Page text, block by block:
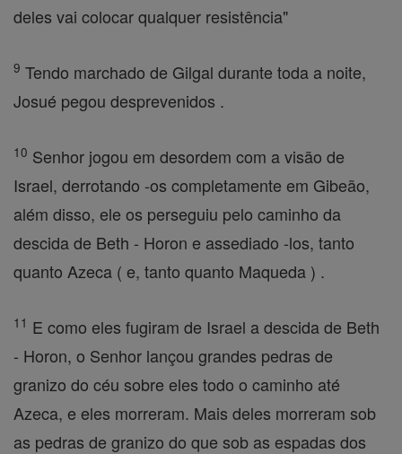
deles vai colocar qualquer resistência"
9 Tendo marchado de Gilgal durante toda a noite,
Josué pegou desprevenidos .
10 Senhor jogou em desordem com a visão de
Israel, derrotando -os completamente em Gibeão,
além disso, ele os perseguiu pelo caminho da
descida de Beth - Horon e assediado -los, tanto
quanto Azeca ( e, tanto quanto Maqueda ) .
11 E como eles fugiram de Israel a descida de Beth
- Horon, o Senhor lançou grandes pedras de
granizo do céu sobre eles todo o caminho até
Azeca, e eles morreram. Mais deles morreram sob
as pedras de granizo do que sob as espadas dos